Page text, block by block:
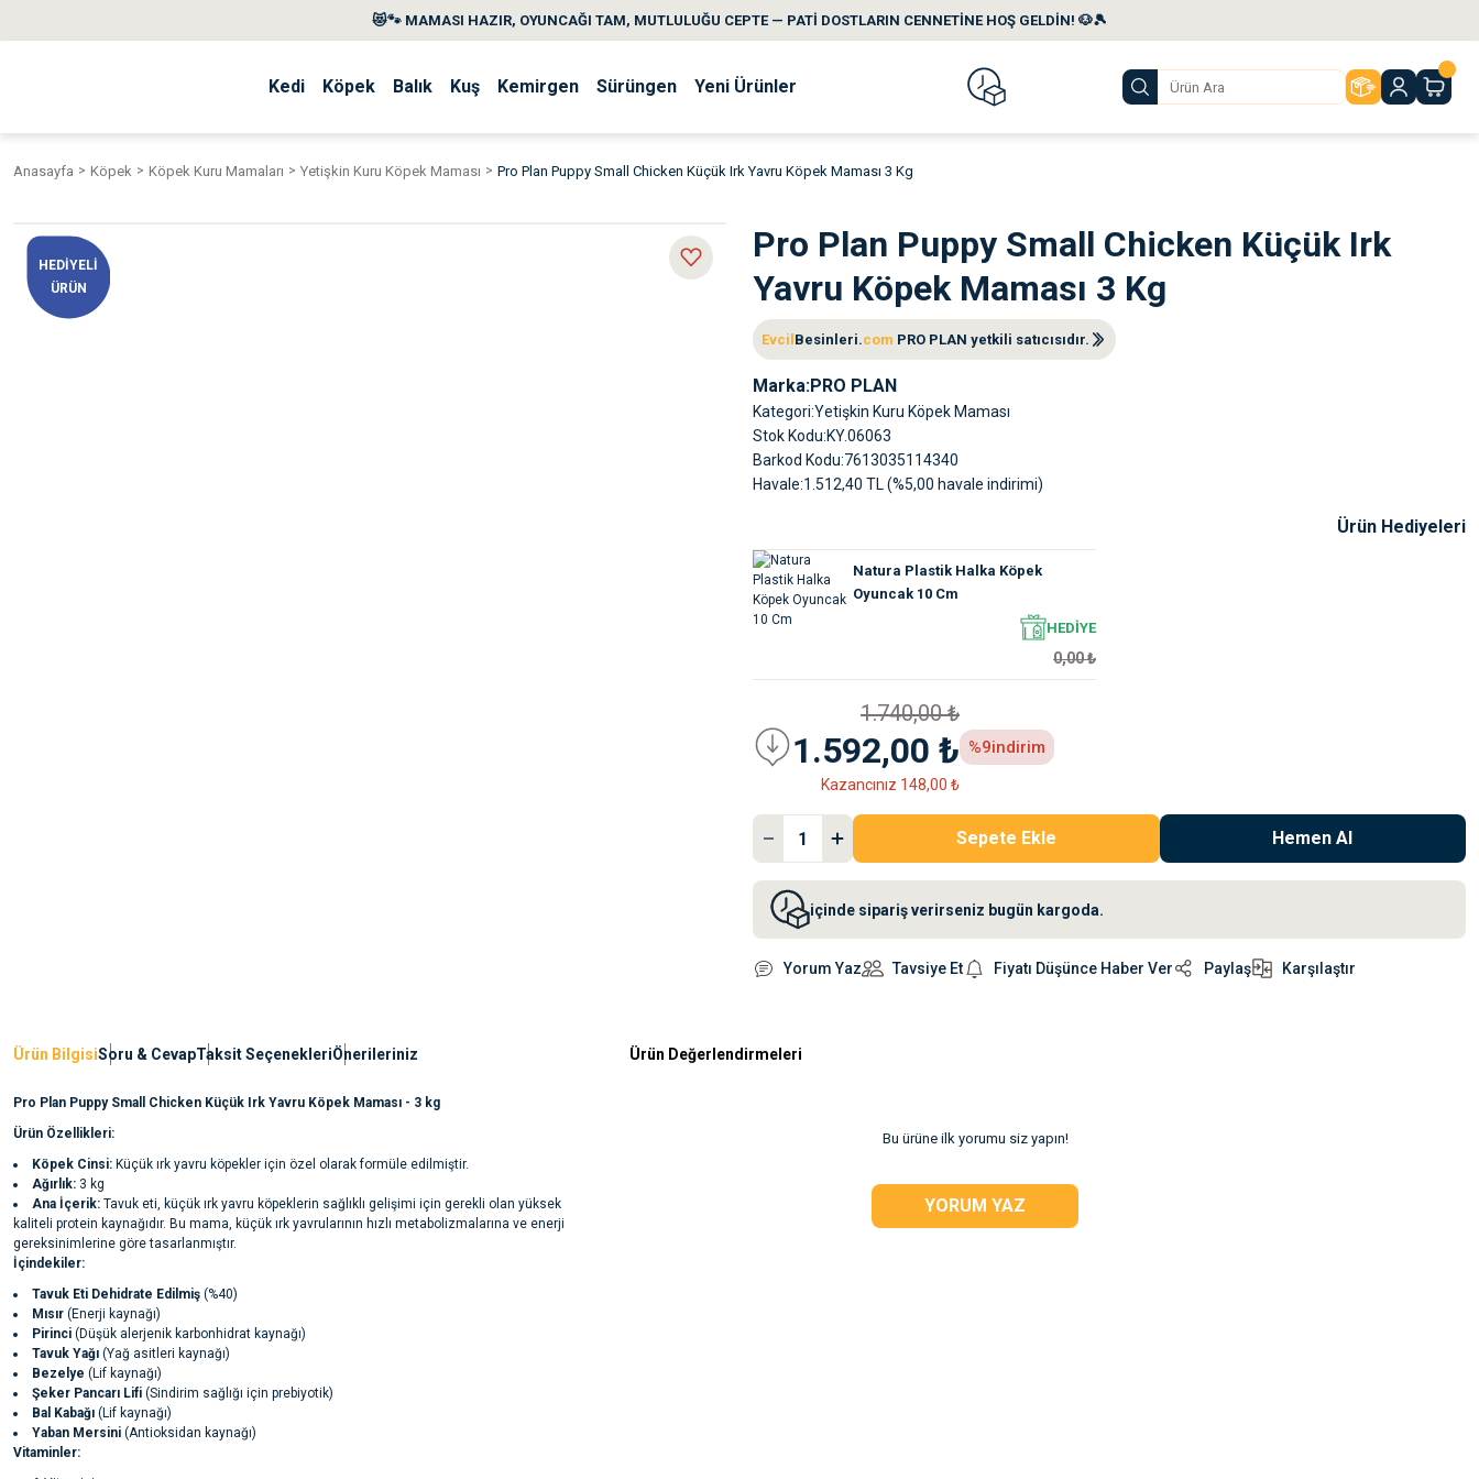
😻🐾 MAMASI HAZIR, OYUNCAĞI TAM, MUTLULUĞU CEPTE — PATİ DOSTLARIN CENNETİNE HOŞ GELDİN! 🐶🎾
Kedi Köpek Balık Kuş Kemirgen Sürüngen Yeni Ürünler
Anasayfa Köpek Köpek Kuru Mamaları Yetişkin Kuru Köpek Maması Pro Plan Puppy Small Chicken Küçük Irk Yavru Köpek Maması 3 Kg
HEDİYELİ
ÜRÜN
Pro Plan Puppy Small Chicken Küçük Irk
Yavru Köpek Maması 3 Kg
Evcil Besinleri.com PRO PLAN yetkili satıcısıdır.
Marka PRO PLAN
Kategori Yetişkin Kuru Köpek Maması
Stok Kodu KY.06063
Barkod Kodu 7613035114340
Havale 1.512,40 TL (%5,00 havale indirimi)
Ürün Hediyeleri
Natura Plastik Halka Köpek
Oyuncak 10 Cm
HEDİYE
0,00 ₺
1.740,00 ₺
1.592,00 ₺
Kazancınız 148,00 ₺
%9indirim
Sepete Ekle Hemen Al
içinde sipariş verirseniz bugün kargoda.
Yorum Yaz Tavsiye Et Fiyatı Düşünce Haber Ver Paylaş Karşılaştır
Ürün BilgisiSoru & CevapTaksit SeçenekleriÖnerileriniz
Pro Plan Puppy Small Chicken Küçük Irk Yavru Köpek Maması - 3 kg
Ürün Özellikleri:
Köpek Cinsi: Küçük ırk yavru köpekler için özel olarak formüle edilmiştir.
Ağırlık: 3 kg
Ana İçerik: Tavuk eti, küçük ırk yavru köpeklerin sağlıklı gelişimi için gerekli olan yüksek
kaliteli protein kaynağıdır. Bu mama, küçük ırk yavrularının hızlı metabolizmalarına ve enerji
gereksinimlerine göre tasarlanmıştır.
İçindekiler:
Tavuk Eti Dehidrate Edilmiş (%40)
Mısır (Enerji kaynağı)
Pirinci (Düşük alerjenik karbonhidrat kaynağı)
Tavuk Yağı (Yağ asitleri kaynağı)
Bezelye (Lif kaynağı)
Şeker Pancarı Lifi (Sindirim sağlığı için prebiyotik)
Bal Kabağı (Lif kaynağı)
Yaban Mersini (Antioksidan kaynağı)
Vitaminler:
Ürün Değerlendirmeleri
Bu ürüne ilk yorumu siz yapın!
YORUM YAZ